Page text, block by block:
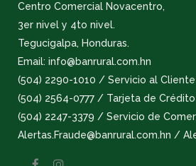
Centro Comercial Novacentro,
3er nivel y 4to nivel.
Tegucigalpa, Honduras.
Email: info@banrural.com.hn
(504) 2290-1010 / Servicio al Cliente
(504) 2564-0777 / Tarjeta de
(504) 2247-3379 / Servicio de
Alertas.Fraude@banrural.com.hn /